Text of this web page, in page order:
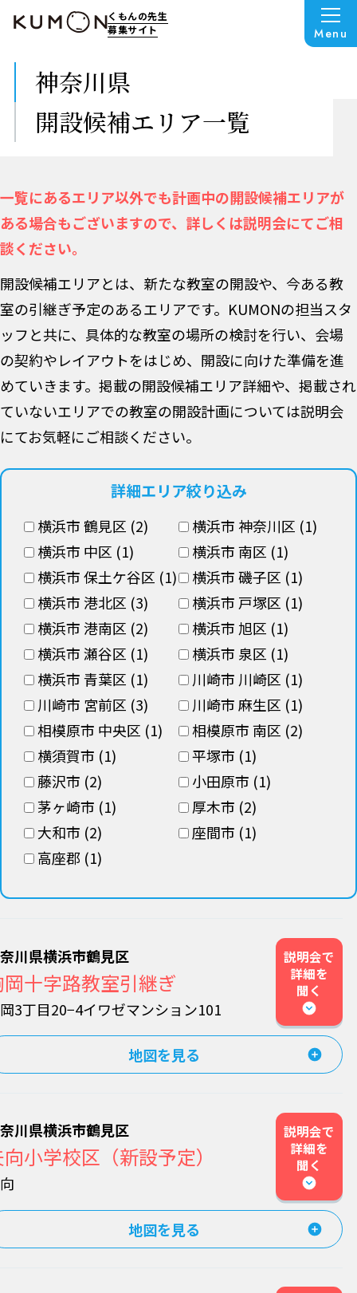
くもんの先生
募集サイト
Menu
神奈川県
開設候補エリア一覧
一覧にあるエリア以外でも計画中の開設候補エリアが
ある場合もございますので、詳しくは説明会にてご相
談ください。
開設候補エリアとは、新たな教室の開設や、今ある教
室の引継ぎ予定のあるエリアです。KUMONの担当スタ
ッフと共に、具体的な教室の場所の検討を行い、会場
の契約やレイアウトをはじめ、開設に向けた準備を進
めていきます。掲載の開設候補エリア詳細や、掲載され
ていないエリアでの教室の開設計画については説明会
にてお気軽にご相談ください。
詳細エリア絞り込み
横浜市 鶴見区 (2)
横浜市 神奈川区 (1)
横浜市 中区 (1)
横浜市 南区 (1)
横浜市 保土ケ谷区 (1)
横浜市 磯子区 (1)
横浜市 港北区 (3)
横浜市 戸塚区 (1)
横浜市 港南区 (2)
横浜市 旭区 (1)
横浜市 瀬谷区 (1)
横浜市 泉区 (1)
横浜市 青葉区 (1)
川崎市 川崎区 (1)
川崎市 宮前区 (3)
川崎市 麻生区 (1)
相模原市 中央区 (1)
相模原市 南区 (2)
横須賀市 (1)
平塚市 (1)
藤沢市 (2)
小田原市 (1)
茅ヶ崎市 (1)
厚木市 (2)
大和市 (2)
座間市 (1)
高座郡 (1)
川県横浜市鶴見区
十字路教室引継ぎ
3丁目20−4イワゼマンション101
説明会で
詳細を
聞く
地図を見る
川県横浜市鶴見区
小学校区（新設予定）
説明会で
詳細を
聞く
地図を見る